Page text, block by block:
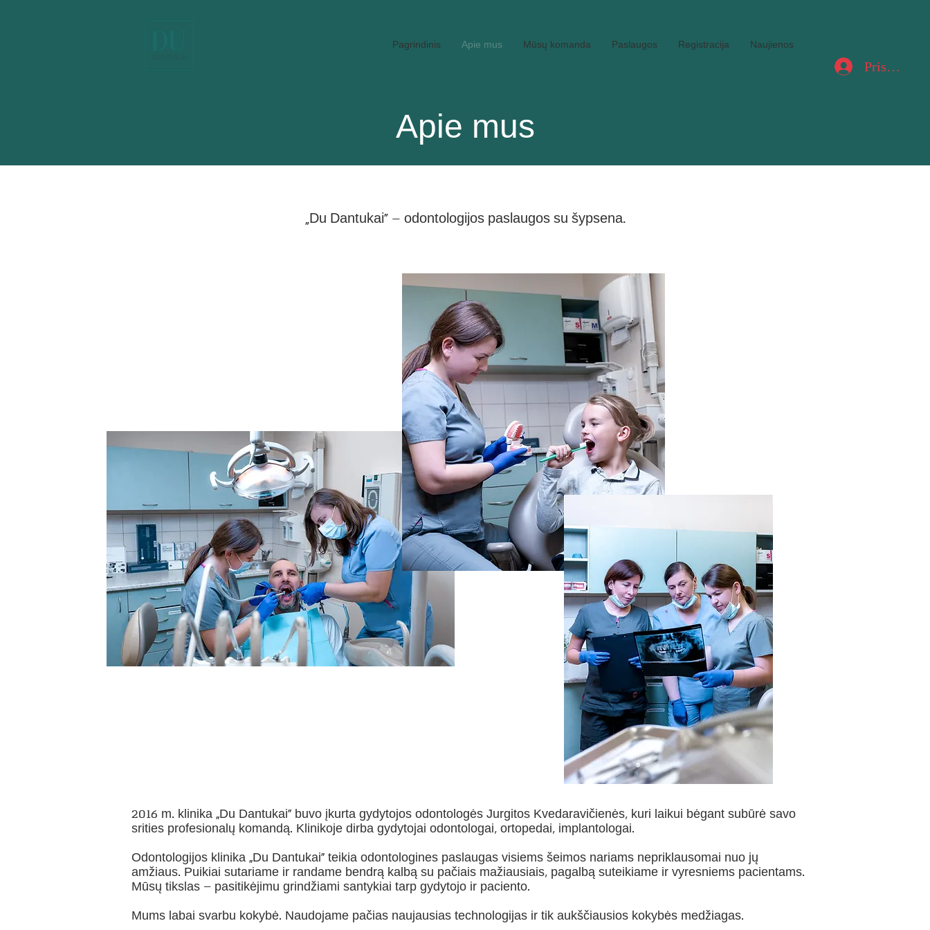
Pagrindinis Apie mus Mūsų komanda Paslaugos Registracija Naujienos
Prisijungti
Apie mus
„Du Dantukai“ – odontologijos paslaugos su šypsena.
2016 m. klinika „Du Dantukai“ buvo įkurta gydytojos odontologės Jurgitos Kvedaravičienės, kuri laikui bėgant subūrė savo
srities profesionalų komandą. Klinikoje dirba gydytojai odontologai, ortopedai, implantologai.
Odontologijos klinika „Du Dantukai“ teikia odontologines paslaugas visiems šeimos nariams nepriklausomai nuo jų
amžiaus. Puikiai sutariame ir randame bendrą kalbą su pačiais mažiausiais, pagalbą suteikiame ir vyresniems pacientams.
Mūsų tikslas – pasitikėjimu grindžiami santykiai tarp gydytojo ir paciento.
Mums labai svarbu kokybė. Naudojame pačias naujausias technologijas ir tik aukščiausios kokybės medžiagas.